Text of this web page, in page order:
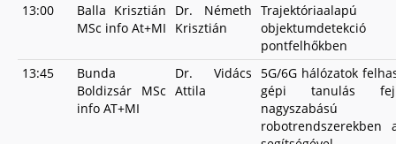
13:00
Balla Krisztián
MSc info At+MI
Dr. Németh
Krisztián
Trajektóriaalapú
pontfelhőkben
13:45
Bunda
Boldizsár MSc
info AT+MI
Dr. Vidács
Attila
5G/6G hálózatok
gépi tanulás
nagyszabású
robotrendszerekben